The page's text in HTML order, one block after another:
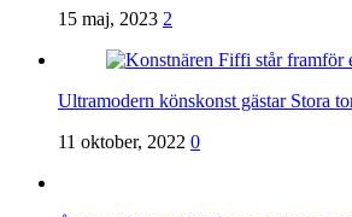
15 maj, 2023 2
Ultramodern könskonst gästar Stora
11 oktober, 2022 0